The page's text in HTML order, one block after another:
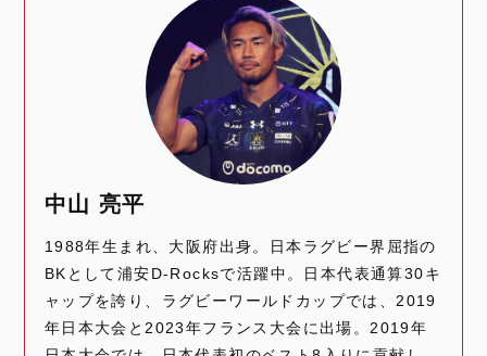
中山 亮平
1988年生まれ、大阪府出身。日本ラグビー界屈指の
BKとして浦安D-Rocksで活躍中。日本代表通算30キ
ャップを誇り、ラグビーワールドカップでは、2019
年日本大会と2023年フランス大会に出場。2019年